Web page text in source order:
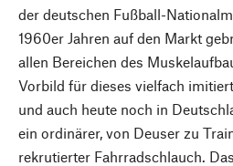
der deutschen Fußball-
1960er Jahren auf den Markt
allen Bereichen des
Vorbild für dieses vielfach
und auch heute noch in
ein ordinärer, von Deuser zu
rekrutierter Fahrradschlauch.